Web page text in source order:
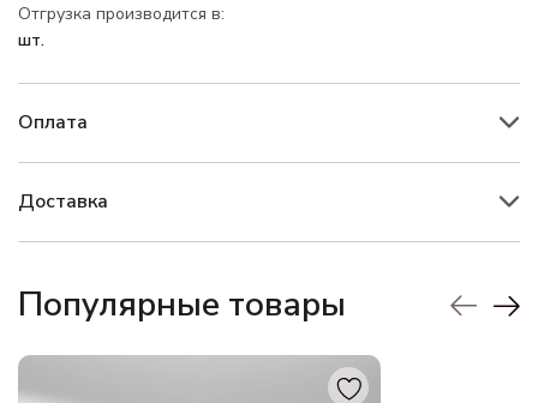
Отгрузка производится в:
шт.
Оплата
Доставка
Популярные товары